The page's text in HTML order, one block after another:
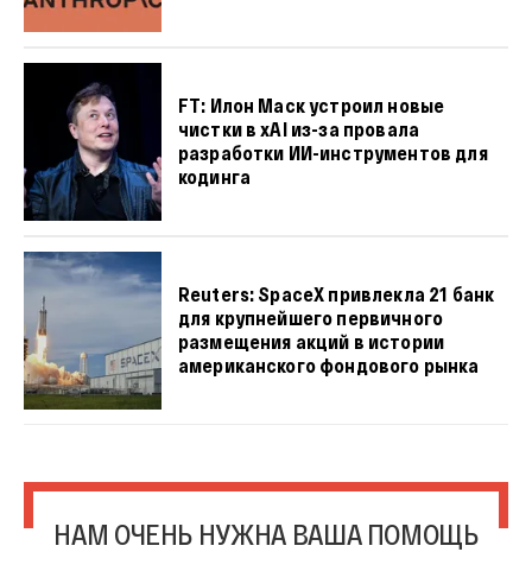
FT: Илон Маск устроил новые
чистки в xAI из-за провала
разработки ИИ-инструментов для
кодинга
Reuters: SpaceX привлекла 21 банк
для крупнейшего первичного
размещения акций в истории
американского фондового рынка
НАМ ОЧЕНЬ НУЖНА ВАША ПОМОЩЬ